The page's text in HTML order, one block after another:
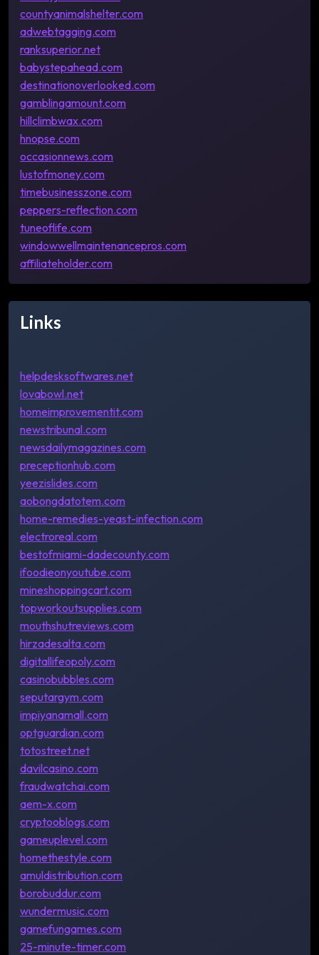
countyanimalshelter.com
adwebtagging.com
ranksuperior.net
babystepahead.com
destinationoverlooked.com
gamblingamount.com
hillclimbwax.com
hnopse.com
occasionnews.com
lustofmoney.com
timebusinesszone.com
peppers-reflection.com
tuneoflife.com
windowwellmaintenancepros.com
affiliateholder.com
Links
helpdesksoftwares.net
lovabowl.net
homeimprovementit.com
newstribunal.com
newsdailymagazines.com
preceptionhub.com
yeezislides.com
aobongdatotem.com
home-remedies-yeast-infection.com
electroreal.com
bestofmiami-dadecounty.com
ifoodieonyoutube.com
mineshoppingcart.com
topworkoutsupplies.com
mouthshutreviews.com
hirzadesalta.com
digitallifeopoly.com
casinobubbles.com
seputargym.com
impiyanamall.com
optguardian.com
totostreet.net
davilcasino.com
fraudwatchai.com
aem-x.com
cryptooblogs.com
gameuplevel.com
homethestyle.com
amuldistribution.com
borobuddur.com
wundermusic.com
gamefungames.com
25-minute-timer.com